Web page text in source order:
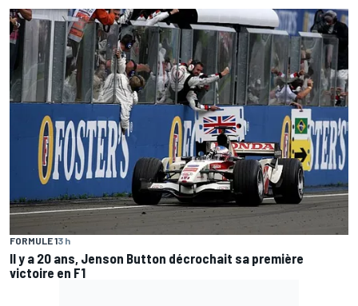
FORMULE 13 h
Il y a 20 ans, Jenson Button décrochait sa première
victoire en F1